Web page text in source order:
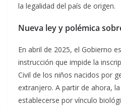
la legalidad del país de origen.
Nueva ley y polémica
En abril de 2025, el Gobierno
instrucción que impide la
Civil de los niños nacidos por
extranjero. A partir de ahora,
establecerse por vínculo